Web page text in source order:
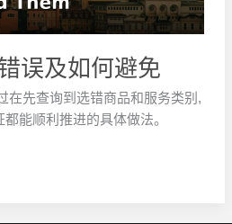
误及如何避免
在先查询到选错商品和服务类别,
能顺利推进的具体做法。